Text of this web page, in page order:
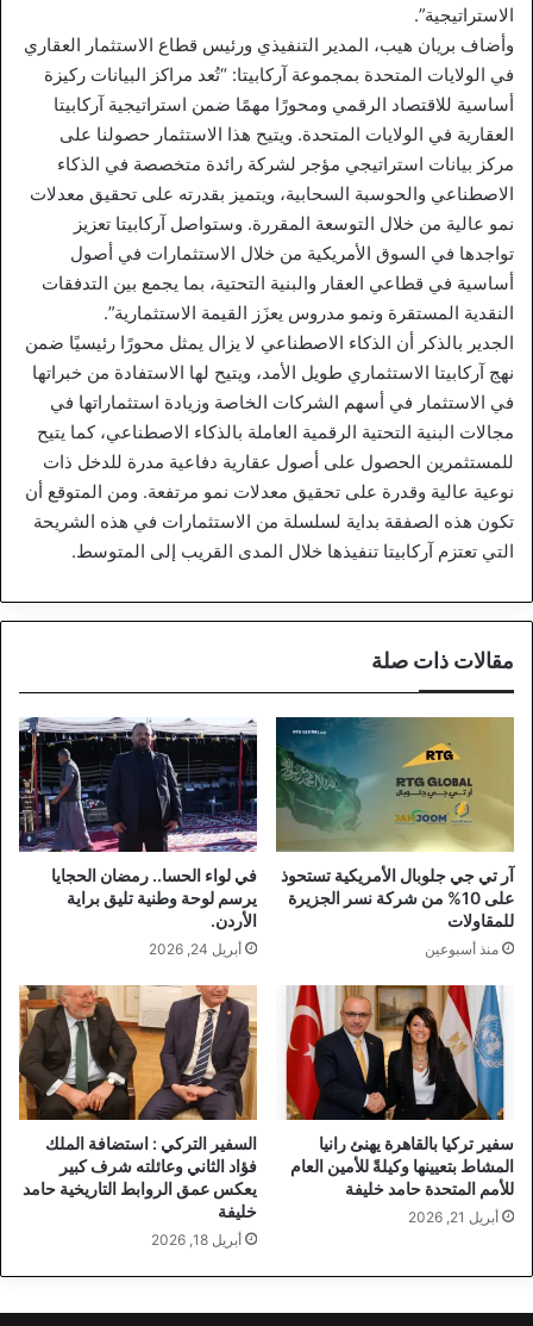
الاستراتيجية”.
وأضاف بريان هيب، المدير التنفيذي ورئيس قطاع الاستثمار العقاري
في الولايات المتحدة بمجموعة آركابيتا: “تُعد مراكز البيانات ركيزة
أساسية للاقتصاد الرقمي ومحورًا مهمًا ضمن استراتيجية آركابيتا
العقارية في الولايات المتحدة. ويتيح هذا الاستثمار حصولنا على
مركز بيانات استراتيجي مؤجر لشركة رائدة متخصصة في الذكاء
الاصطناعي والحوسبة السحابية، ويتميز بقدرته على تحقيق معدلات
نمو عالية من خلال التوسعة المقررة. وستواصل آركابيتا تعزيز
تواجدها في السوق الأمريكية من خلال الاستثمارات في أصول
أساسية في قطاعي العقار والبنية التحتية، بما يجمع بين التدفقات
النقدية المستقرة ونمو مدروس يعزَز القيمة الاستثمارية”.
الجدير بالذكر أن الذكاء الاصطناعي لا يزال يمثل محورًا رئيسيًا ضمن
نهج آركابيتا الاستثماري طويل الأمد، ويتيح لها الاستفادة من خبراتها
في الاستثمار في أسهم الشركات الخاصة وزيادة استثماراتها في
مجالات البنية التحتية الرقمية العاملة بالذكاء الاصطناعي، كما يتيح
للمستثمرين الحصول على أصول عقارية دفاعية مدرة للدخل ذات
نوعية عالية وقدرة على تحقيق معدلات نمو مرتفعة. ومن المتوقع أن
تكون هذه الصفقة بداية لسلسلة من الاستثمارات في هذه الشريحة
التي تعتزم آركابيتا تنفيذها خلال المدى القريب إلى المتوسط.
مقالات ذات صلة
آر تي جي جلوبال الأمريكية تستحوذ
على 10% من شركة نسر الجزيرة
للمقاولات
منذ أسبوعين
في لواء الحسا.. رمضان الحجايا
يرسم لوحة وطنية تليق براية
الأردن.
أبريل 24, 2026
سفير تركيا بالقاهرة يهنئ رانيا
المشاط بتعيينها وكيلةً للأمين العام
للأمم المتحدة حامد خليفة
أبريل 21, 2026
السفير التركي : استضافة الملك
فؤاد الثاني وعائلته شرف كبير
يعكس عمق الروابط التاريخية حامد
خليفة
أبريل 18, 2026